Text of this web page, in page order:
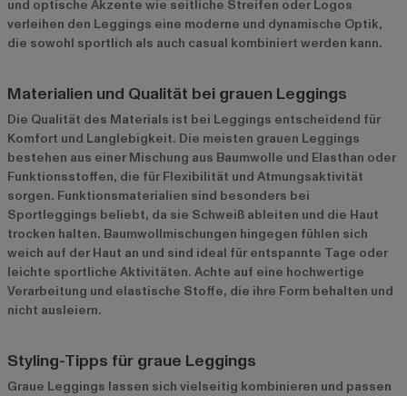
und optische Akzente wie seitliche Streifen oder Logos
verleihen den Leggings eine moderne und dynamische Optik,
die sowohl sportlich als auch casual kombiniert werden kann.
Materialien und Qualität bei grauen Leggings
Die Qualität des Materials ist bei Leggings entscheidend für
Komfort und Langlebigkeit. Die meisten grauen Leggings
bestehen aus einer Mischung aus Baumwolle und Elasthan oder
Funktionsstoffen, die für Flexibilität und Atmungsaktivität
sorgen. Funktionsmaterialien sind besonders bei
Sportleggings beliebt, da sie Schweiß ableiten und die Haut
trocken halten. Baumwollmischungen hingegen fühlen sich
weich auf der Haut an und sind ideal für entspannte Tage oder
leichte sportliche Aktivitäten. Achte auf eine hochwertige
Verarbeitung und elastische Stoffe, die ihre Form behalten und
nicht ausleiern.
Styling-Tipps für graue Leggings
Graue Leggings lassen sich vielseitig kombinieren und passen